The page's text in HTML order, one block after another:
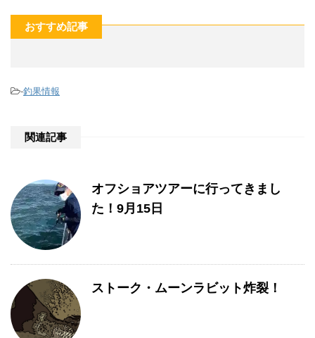
おすすめ記事
-釣果情報
関連記事
オフショアツアーに行ってきまし
た！9月15日
ストーク・ムーンラビット炸裂！